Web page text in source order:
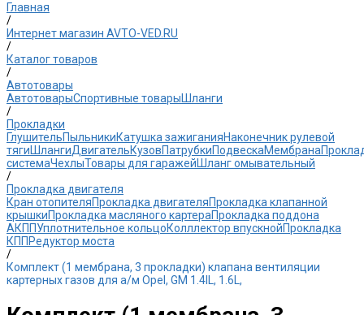
Главная
/
Интернет магазин AVTO-VED.RU
/
Каталог товаров
/
Автотовары
АвтотоварыСпортивные товарыШланги
/
Прокладки
ГлушительПыльникиКатушка зажиганияНаконечник рулевой
тягиШлангиДвигательКузовПатрубкиПодвескаМембрана
системаЧехлыТовары для гаражейШланг омывательный
/
Прокладка двигателя
Кран отопителяПрокладка двигателяПрокладка клапанной
крышкиПрокладка масляного картераПрокладка поддона
АКППУплотнительное кольцоКолллектор впускнойПрокладка
КПП Редуктор моста
/
Комплект (1 мембрана, 3 прокладки) клапана вентиляции
картерных газов для а/м Opel, GM 1.4lL, 1.6L,